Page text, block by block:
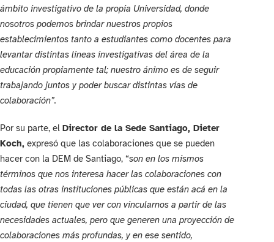
ámbito investigativo de la propia Universidad, donde
nosotros podemos brindar nuestros propios
establecimientos tanto a estudiantes como docentes para
levantar distintas líneas investigativas del área de la
educación propiamente tal; nuestro ánimo es de seguir
trabajando juntos y poder buscar distintas vías de
colaboración”.
Por su parte, el Director de la Sede Santiago, Dieter
Koch, expresó que las colaboraciones que se pueden
hacer con la DEM de Santiago, “son en los mismos
términos que nos interesa hacer las colaboraciones con
todas las otras instituciones públicas que están acá en la
ciudad, que tienen que ver con vincularnos a partir de las
necesidades actuales, pero que generen una proyección de
colaboraciones más profundas, y en ese sentido,